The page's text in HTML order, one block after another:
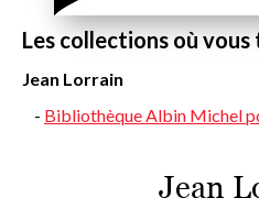
Les collections où
Jean Lorrain
Bibliothèque Albin Michel
Jean